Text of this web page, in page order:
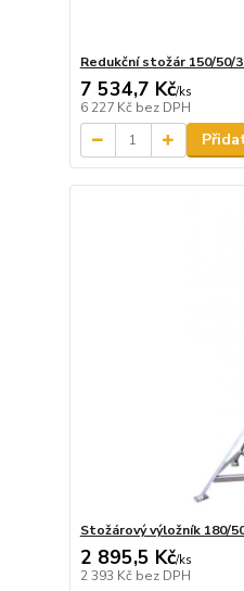
Redukční stožár 150/50/
7 534,7 Kč/ks
6 227 Kč bez DPH
Stožárový výložník 180/
2 895,5 Kč/ks
2 393 Kč bez DPH